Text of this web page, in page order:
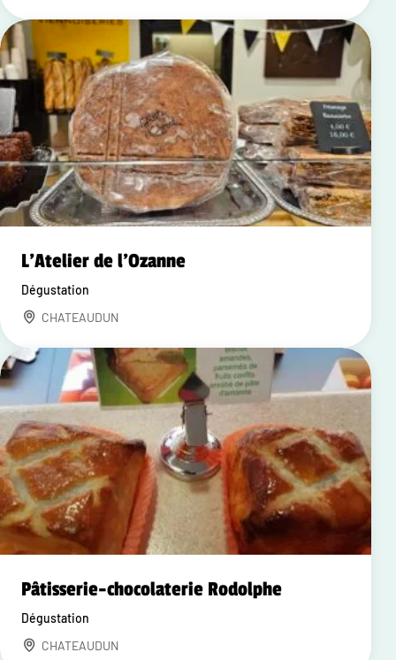
L'Atelier de l'Ozanne
Dégustation
CHATEAUDUN
Pâtisserie-chocolaterie Rodolphe
Dégustation
CHATEAUDUN